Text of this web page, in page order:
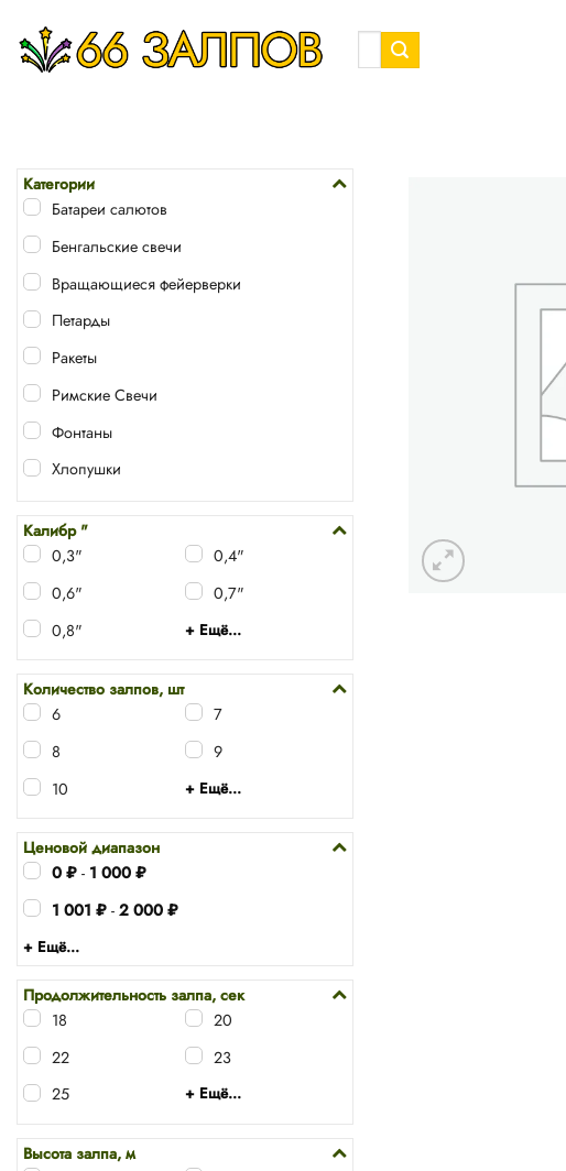
content
Искать:
Категории
Батареи салютов
Бенгальские свечи
Вращающиеся фейерверки
Петарды
Ракеты
Римские Свечи
Фонтаны
Хлопушки
Калибр "
0,3"
0,4"
0,6"
0,7"
0,8"
+ Ещё...
Количество залпов, шт
6
7
8
9
10
+ Ещё...
Ценовой диапазон
0 ₽ - 1 000 ₽
1 001 ₽ - 2 000 ₽
+ Ещё...
Продолжительность залпа, сек
18
20
22
23
25
+ Ещё...
Высота залпа, м